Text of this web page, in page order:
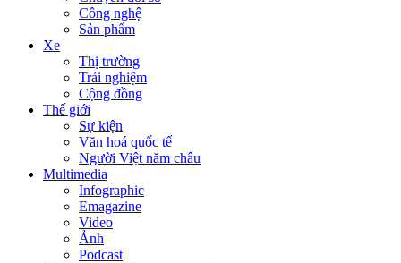
Công nghệ
Sản phẩm
Xe
Thị trường
Trải nghiệm
Cộng đồng
Thế giới
Sự kiện
Văn hoá quốc tế
Người Việt năm châu
Multimedia
Infographic
Emagazine
Video
Ảnh
Podcast